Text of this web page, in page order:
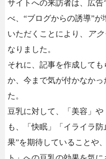
サイトへの来訪者は、広
べ、“ブログからの誘導”
いただくことにより、
ア
なりました。
それに、記事を作成して
か、今まで気が付かなか
た。
豆乳に対して、「美容」
も、「快眠」「イライラ
果”を期待していることや